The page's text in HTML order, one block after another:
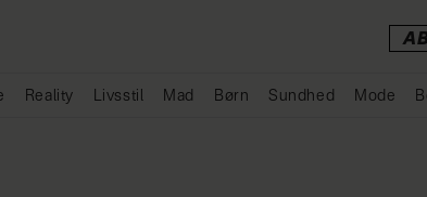
Reality Livsstil Mad Børn Sundhed Mode